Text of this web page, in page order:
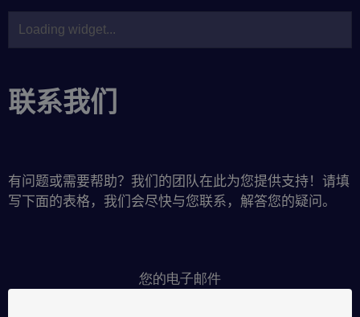
联系我们
有问题或需要帮助？我们的团队在此为您提供支持！请填
写下面的表格，我们会尽快与您联系，解答您的疑问。
您的电子邮件